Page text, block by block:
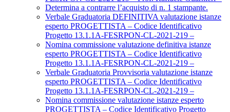
Determina a contrarre l’acquisto di n. 1 stampante.
Verbale Graduatoria DEFINITIVA valutazione istanze
esperto PROGETTISTA – Codice Identificativo
Progetto 13.1.1A-FESRPON-CL-2021-219 –
Nomina commissione valutazione definitiva istanze
esperto PROGETTISTA – Codice Identificativo
Progetto 13.1.1A-FESRPON-CL-2021-219 –
Verbale Graduatoria Provvisoria valutazione istanze
esperto PROGETTISTA – Codice Identificativo
Progetto 13.1.1A-FESRPON-CL-2021-219 –
Nomina commissione valutazione istanze esperto
PROGETTISTA – Codice Identificativo Progetto